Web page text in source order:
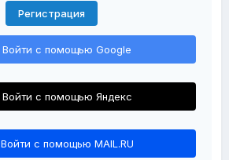
Регистрация
Войти с помощью Google
Войти с помощью Яндекс
Войти с помощью MAIL.RU